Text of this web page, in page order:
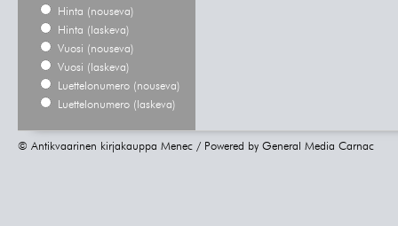
Hinta (nouseva)
Hinta (laskeva)
Vuosi (nouseva)
Vuosi (laskeva)
Luettelonumero (nouseva)
Luettelonumero (laskeva)
© Antikvaarinen kirjakauppa Menec / Powered by General Media Carnac